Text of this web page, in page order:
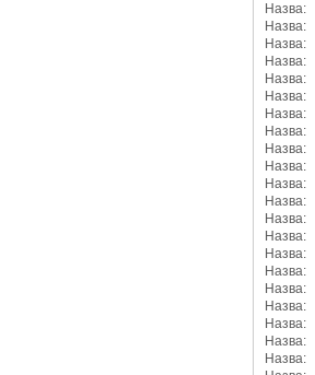
Назва:
Назва:
Назва:
Назва:
Назва:
Назва:
Назва:
Назва:
Назва:
Назва:
Назва:
Назва:
Назва:
Назва:
Назва:
Назва:
Назва:
Назва:
Назва:
Назва:
Назва: